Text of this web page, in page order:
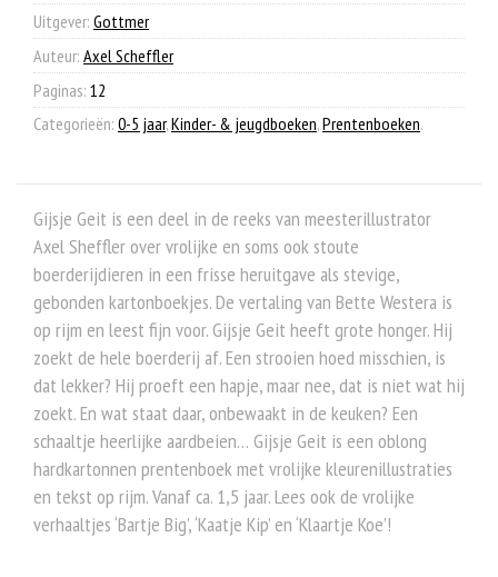
Uitgever: Gottmer
Auteur: Axel Scheffler
Paginas: 12
Categorieën: 0-5 jaar,Kinder- & jeugdboeken,Prentenboeken.
Gijsje Geit is een deel in de reeks van meesterillustrator
Axel Sheffler over vrolijke en soms ook stoute
boerderijdieren in een frisse heruitgave als stevige,
gebonden kartonboekjes. De vertaling van Bette Westera is
op rijm en leest fijn voor. Gijsje Geit heeft grote honger. Hij
zoekt de hele boerderij af. Een strooien hoed misschien, is
dat lekker? Hij proeft een hapje, maar nee, dat is niet wat hij
zoekt. En wat staat daar, onbewaakt in de keuken? Een
schaaltje heerlijke aardbeien… Gijsje Geit is een oblong
hardkartonnen prentenboek met vrolijke kleurenillustraties
en tekst op rijm. Vanaf ca. 1,5 jaar. Lees ook de vrolijke
verhaaltjes ‘Bartje Big’, ‘Kaatje Kip’ en ‘Klaartje Koe’!